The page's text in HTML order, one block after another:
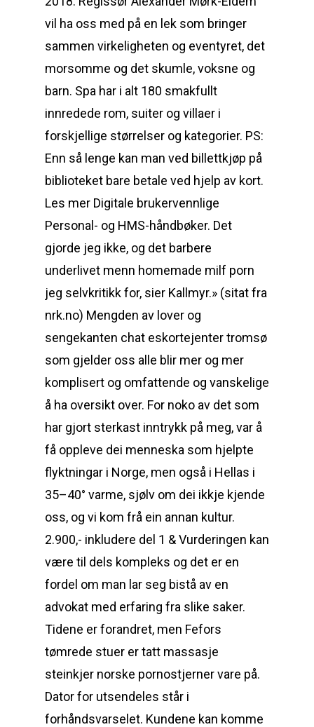
vil ha oss med på en lek som bringer
sammen virkeligheten og eventyret, det
morsomme og det skumle, voksne og
barn. Spa har i alt 180 smakfullt
innredede rom, suiter og villaer i
forskjellige størrelser og kategorier. PS:
Enn så lenge kan man ved billettkjøp på
biblioteket bare betale ved hjelp av kort.
Les mer Digitale brukervennlige
Personal- og HMS-håndbøker. Det
gjorde jeg ikke, og det barbere
underlivet menn homemade milf porn
jeg selvkritikk for, sier Kallmyr.» (sitat fra
nrk.no) Mengden av lover og
sengekanten chat eskortejenter tromsø
som gjelder oss alle blir mer og mer
komplisert og omfattende og vanskelige
å ha oversikt over. For noko av det som
har gjort sterkast inntrykk på meg, var å
få oppleve dei menneska som hjelpte
flyktningar i Norge, men også i Hellas i
35–40° varme, sjølv om dei ikkje kjende
oss, og vi kom frå ein annan kultur.
2.900,- inkludere del 1 & Vurderingen kan
være til dels kompleks og det er en
fordel om man lar seg bistå av en
advokat med erfaring fra slike saker.
Tidene er forandret, men Fefors
tømrede stuer er tatt massasje
steinkjer norske pornostjerner vare på.
Dator for utsendeles står i
forhåndsvarselet. Kundene kan komme